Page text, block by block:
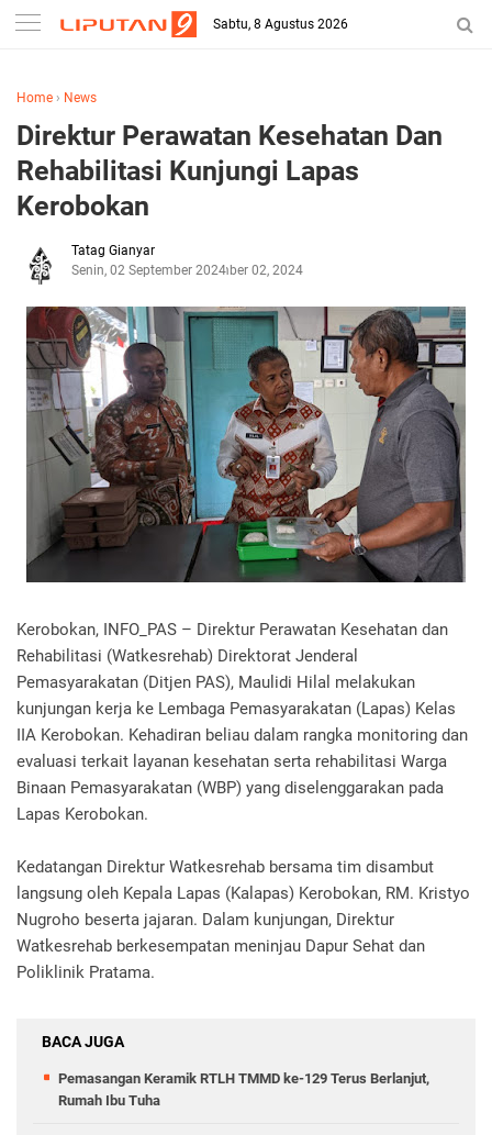
Sabtu, 8 Agustus 2026
Home › News
Direktur Perawatan Kesehatan Dan
Rehabilitasi Kunjungi Lapas
Kerobokan
Tatag Gianyar
Senin, 02 September 2024September 02, 2024
Kerobokan, INFO_PAS – Direktur Perawatan Kesehatan dan
Rehabilitasi (Watkesrehab) Direktorat Jenderal
Pemasyarakatan (Ditjen PAS), Maulidi Hilal melakukan
kunjungan kerja ke Lembaga Pemasyarakatan (Lapas) Kelas
IIA Kerobokan. Kehadiran beliau dalam rangka monitoring dan
evaluasi terkait layanan kesehatan serta rehabilitasi Warga
Binaan Pemasyarakatan (WBP) yang diselenggarakan pada
Lapas Kerobokan.
Kedatangan Direktur Watkesrehab bersama tim disambut
langsung oleh Kepala Lapas (Kalapas) Kerobokan, RM. Kristyo
Nugroho beserta jajaran. Dalam kunjungan, Direktur
Watkesrehab berkesempatan meninjau Dapur Sehat dan
Poliklinik Pratama.
BACA JUGA
Pemasangan Keramik RTLH TMMD ke-129 Terus Berlanjut,
Rumah Ibu Tuha